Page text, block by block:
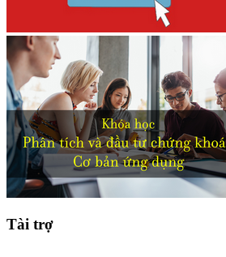
Tài trợ